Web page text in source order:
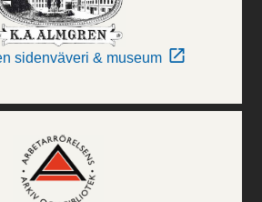
sidenväveri & museum